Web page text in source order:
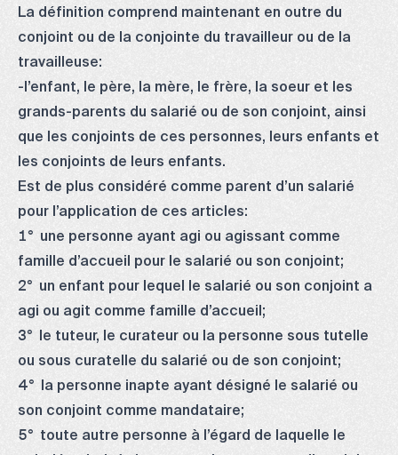
La définition comprend maintenant en outre du
conjoint ou de la conjointe du travailleur ou de la
travailleuse:
-l’enfant, le père, la mère, le frère, la soeur et les
grands-parents du salarié ou de son conjoint, ainsi
que les conjoints de ces personnes, leurs enfants et
les conjoints de leurs enfants.
Est de plus considéré comme parent d’un salarié
pour l’application de ces articles:
1° une personne ayant agi ou agissant comme
famille d’accueil pour le salarié ou son conjoint;
2° un enfant pour lequel le salarié ou son conjoint a
agi ou agit comme famille d’accueil;
3° le tuteur, le curateur ou la personne sous tutelle
ou sous curatelle du salarié ou de son conjoint;
4° la personne inapte ayant désigné le salarié ou
son conjoint comme mandataire;
5° toute autre personne à l’égard de laquelle le